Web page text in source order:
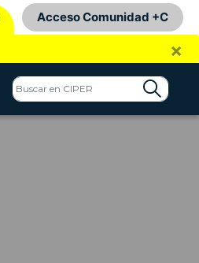
Acceso Comunidad +C
×